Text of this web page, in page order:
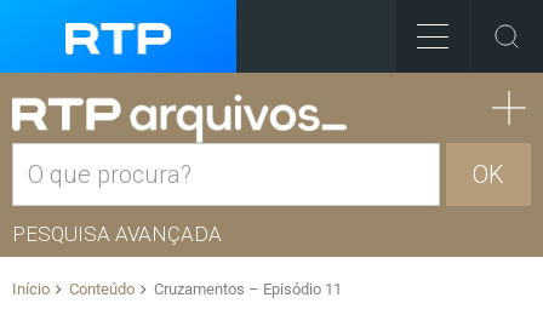
OK
PESQUISA AVANÇADA
Início Conteúdo Cruzamentos – Episódio 11